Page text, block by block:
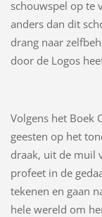
schouwspel op te
anders dan dit
drang naar
door de Logos
Volgens het Boek
geesten op het
draak, uit de muil
profeet in de
tekenen en gaan
hele wereld om